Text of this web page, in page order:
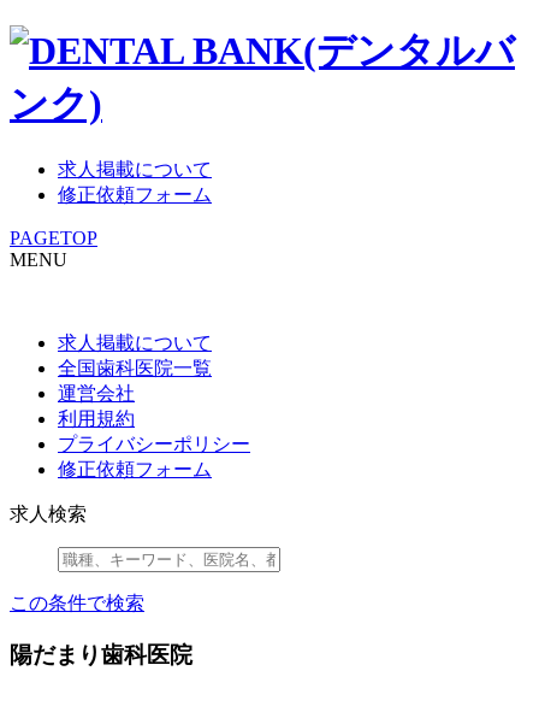
求人掲載について
修正依頼フォーム
PAGETOP
MENU
求人掲載について
全国歯科医院一覧
運営会社
利用規約
プライバシーポリシー
修正依頼フォーム
求人検索
この条件で検索
陽だまり歯科医院